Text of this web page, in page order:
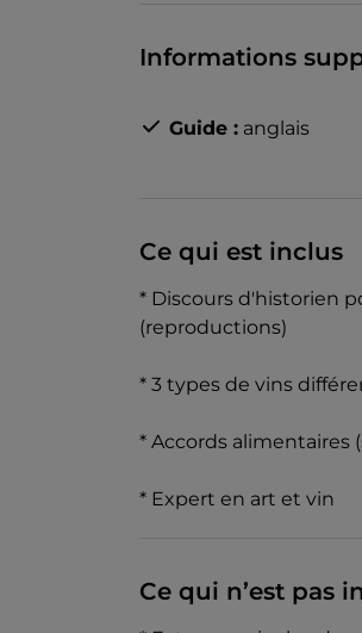
Informations
Guide : anglais
Ce qui est inclus
* Discours d'historien
(reproductions)
* 3 types de vins
* Accords alimentaires
* Expert en art et vin
Ce qui n’est pas